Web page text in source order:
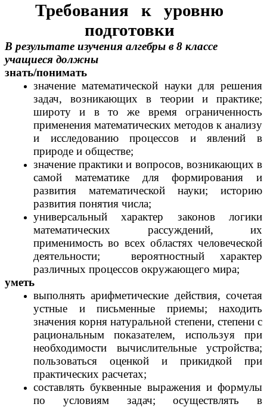
Требования к уровню
подготовки
В результате изучения алгебры в 8 классе
учащиеся должны
знать/понимать
значение математической науки для решения
задач, возникающих в теории и практике;
широту и в то же время ограниченность
применения математических методов к анализу
и исследованию процессов и явлений в
природе и обществе;
значение практики и вопросов, возникающих в
самой математике для формирования и
развития математической науки; историю
развития понятия числа;
универсальный характер законов логики
математических рассуждений, их
применимость во всех областях человеческой
деятельности; вероятностный характер
различных процессов окружающего мира;
уметь
выполнять арифметические действия, сочетая
устные и письменные приемы; находить
значения корня натуральной степени, степени с
рациональным показателем, используя при
необходимости вычислительные устройства;
пользоваться оценкой и прикидкой при
практических расчетах;
составлять буквенные выражения и формулы
по условиям задач; осуществлять в